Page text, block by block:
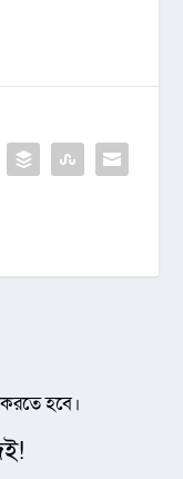
করতে হবে।